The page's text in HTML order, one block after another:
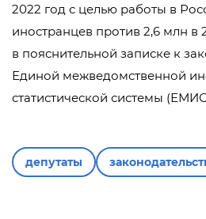
2022 год с целью работы в
иностранцев против 2,6 млн в
в пояснительной записке к
Единой межведомственной
статистической системы
депутаты